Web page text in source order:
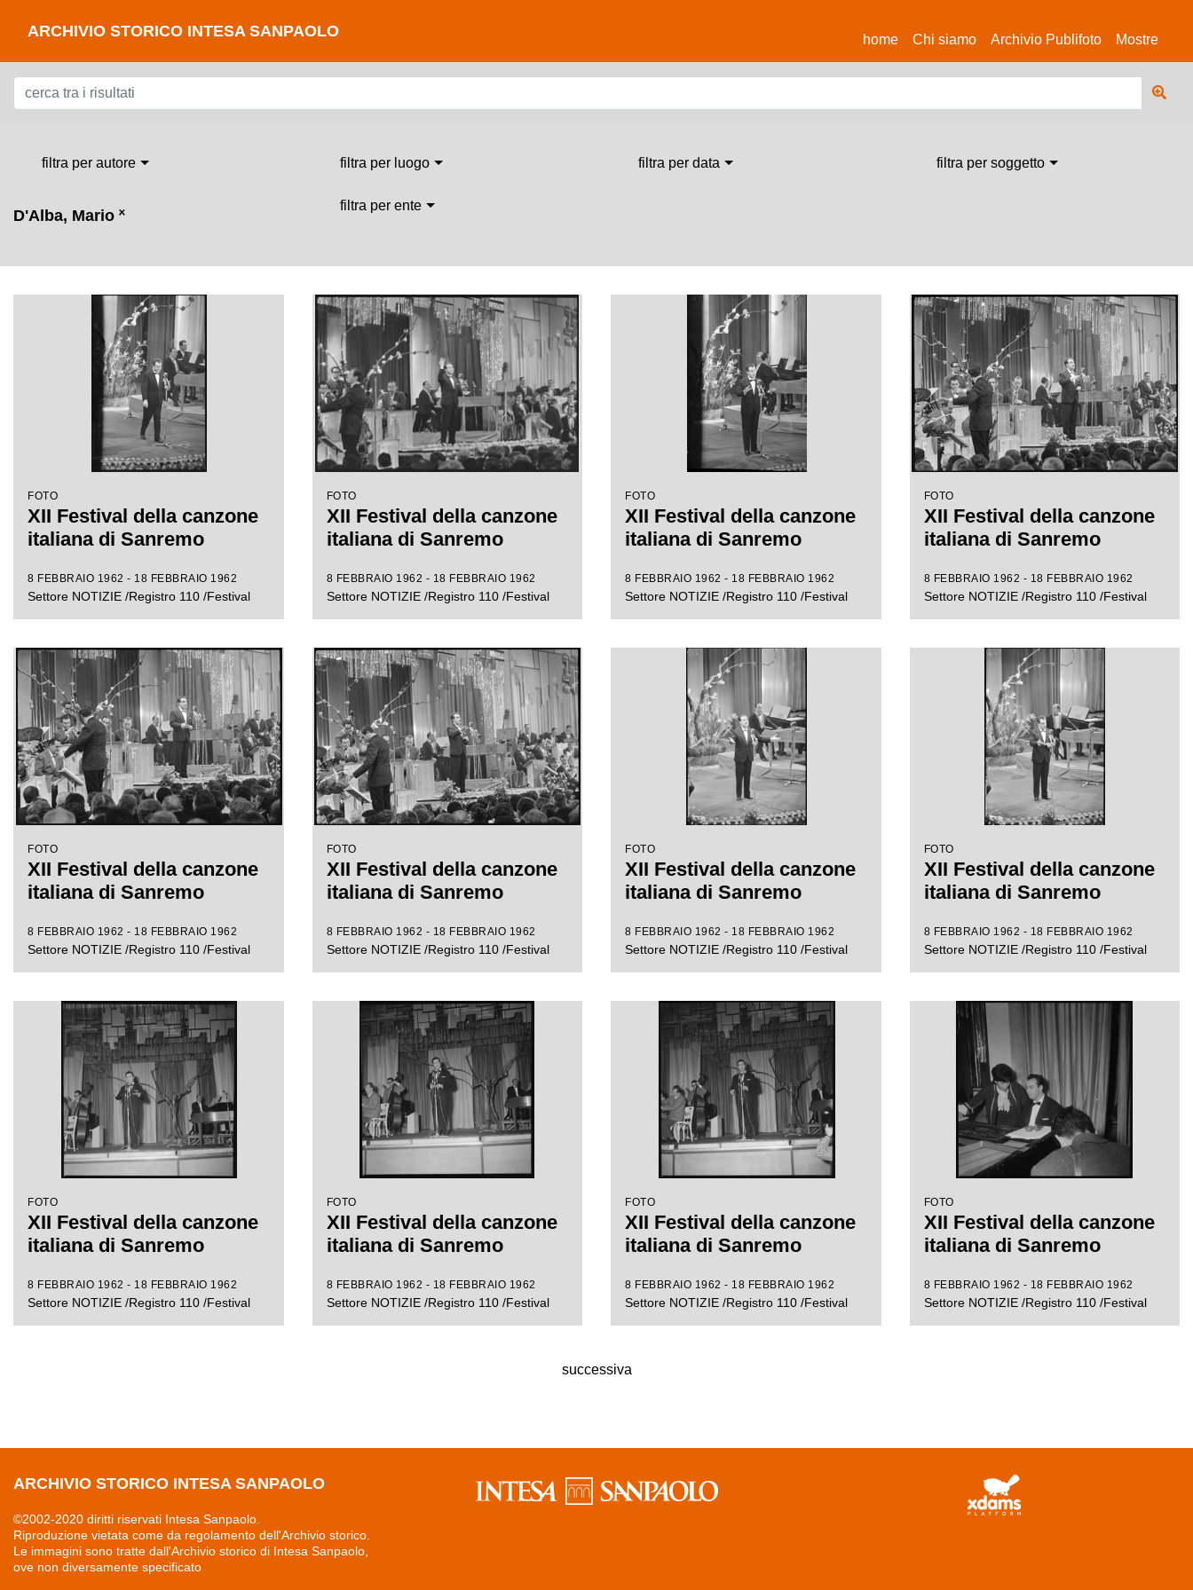
ARCHIVIO STORICO INTESA SANPAOLO home(current)
Chi siamo Archivio Publifoto Mostre
filtra per autore filtra per luogo filtra per data filtra per soggetto
D'Alba, Mario ˟
filtra per ente
FOTO
XII Festival della canzone
italiana di Sanremo
8 FEBBRAIO 1962 - 18 FEBBRAIO 1962
Settore NOTIZIE /Registro 110 /Festival
FOTO
XII Festival della canzone
italiana di Sanremo
8 FEBBRAIO 1962 - 18 FEBBRAIO 1962
Settore NOTIZIE /Registro 110 /Festival
FOTO
XII Festival della canzone
italiana di Sanremo
8 FEBBRAIO 1962 - 18 FEBBRAIO 1962
Settore NOTIZIE /Registro 110 /Festival
FOTO
XII Festival della canzone
italiana di Sanremo
8 FEBBRAIO 1962 - 18 FEBBRAIO 1962
Settore NOTIZIE /Registro 110 /Festival
FOTO
XII Festival della canzone
italiana di Sanremo
8 FEBBRAIO 1962 - 18 FEBBRAIO 1962
Settore NOTIZIE /Registro 110 /Festival
FOTO
XII Festival della canzone
italiana di Sanremo
8 FEBBRAIO 1962 - 18 FEBBRAIO 1962
Settore NOTIZIE /Registro 110 /Festival
FOTO
XII Festival della canzone
italiana di Sanremo
8 FEBBRAIO 1962 - 18 FEBBRAIO 1962
Settore NOTIZIE /Registro 110 /Festival
FOTO
XII Festival della canzone
italiana di Sanremo
8 FEBBRAIO 1962 - 18 FEBBRAIO 1962
Settore NOTIZIE /Registro 110 /Festival
FOTO
XII Festival della canzone
italiana di Sanremo
8 FEBBRAIO 1962 - 18 FEBBRAIO 1962
Settore NOTIZIE /Registro 110 /Festival
FOTO
XII Festival della canzone
italiana di Sanremo
8 FEBBRAIO 1962 - 18 FEBBRAIO 1962
Settore NOTIZIE /Registro 110 /Festival
FOTO
XII Festival della canzone
italiana di Sanremo
8 FEBBRAIO 1962 - 18 FEBBRAIO 1962
Settore NOTIZIE /Registro 110 /Festival
FOTO
XII Festival della canzone
italiana di Sanremo
8 FEBBRAIO 1962 - 18 FEBBRAIO 1962
Settore NOTIZIE /Registro 110 /Festival
successiva
ARCHIVIO STORICO INTESA SANPAOLO
©2002-2020 diritti riservati Intesa Sanpaolo.
Riproduzione vietata come da regolamento dell'Archivio storico.
Le immagini sono tratte dall'Archivio storico di Intesa Sanpaolo,
ove non diversamente specificato